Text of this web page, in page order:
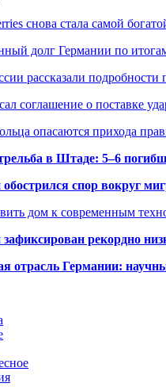
снова стала самой
долг Германии по
рассказали
соглашение о поставке
опасаются прихода
в Штаде: 5–6
спор вокруг
дом к современным
рекордно
отрасль Германии: